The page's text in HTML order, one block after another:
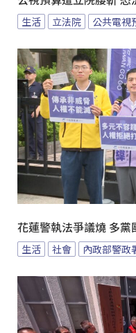
生活 立法院 公共電視
花蓮警執法爭議燒 多黨
生活 社會 內政部警政